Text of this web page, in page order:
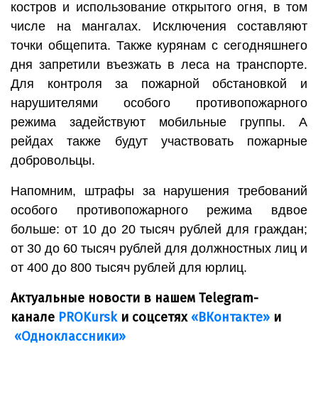
костров и использование открытого огня, в том
числе на мангалах. Исключения составляют
точки общепита. Также курянам с сегодняшнего
дня запретили въезжать в леса на транспорте.
Для контроля за пожарной обстановкой и
нарушителями особого противопожарного
режима задействуют мобильные группы. А
рейдах также будут участвовать пожарные
добровольцы.
Напомним, штрафы за нарушения требований
особого противопожарного режима вдвое
больше: от 10 до 20 тысяч рублей для граждан;
от 30 до 60 тысяч рублей для должностных лиц и
от 400 до 800 тысяч рублей для юрлиц.
Актуальные новости в нашем Telegram-
канале PROKurskи соцсетях «ВКонтакте» и
«Одноклассники»